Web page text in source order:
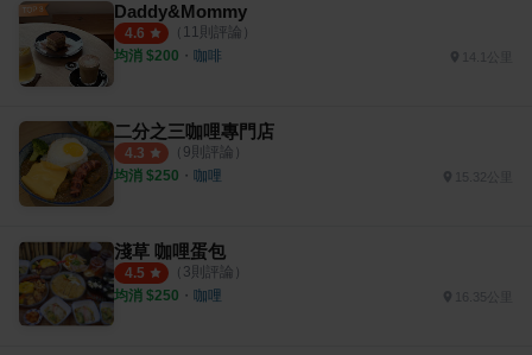
Daddy&Mommy
4.6 （ 11則評論）
均消 $200 ・ 咖啡 14.1公里
二分之三咖哩專門店
4.3 （ 9則評論）
均消 $250 ・ 咖哩 15.32公里
淺草 咖哩蛋包
4.5 （ 3則評論）
均消 $250 ・ 咖哩 16.35公里